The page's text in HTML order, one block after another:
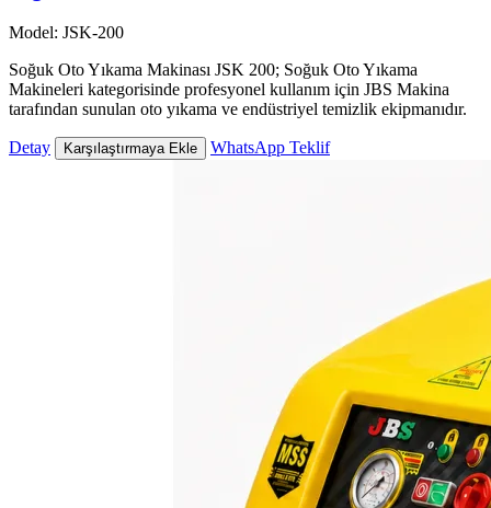
Model: JSK-200
Soğuk Oto Yıkama Makinası JSK 200; Soğuk Oto Yıkama
Makineleri kategorisinde profesyonel kullanım için JBS Makina
tarafından sunulan oto yıkama ve endüstriyel temizlik ekipmanıdır.
Detay Karşılaştırmaya Ekle WhatsApp Teklif